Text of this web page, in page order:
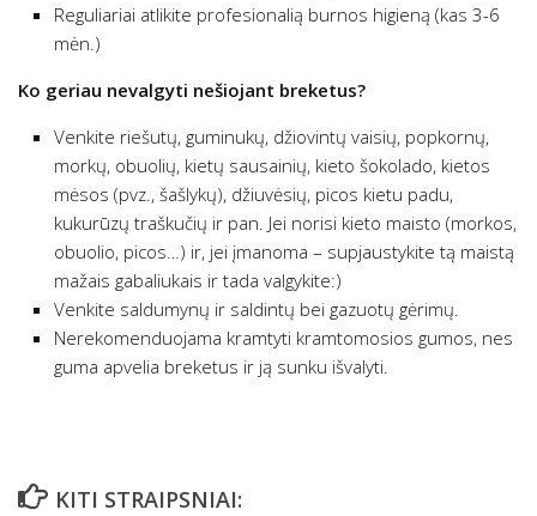
Reguliariai atlikite profesionalią burnos higieną (kas 3-6
mėn.)
Ko geriau nevalgyti nešiojant breketus?
Venkite riešutų, guminukų, džiovintų vaisių, popkornų,
morkų, obuolių, kietų sausainių, kieto šokolado, kietos
mėsos (pvz., šašlykų), džiuvėsių, picos kietu padu,
kukurūzų traškučių ir pan. Jei norisi kieto maisto (morkos,
obuolio, picos…) ir, jei įmanoma – supjaustykite tą maistą
mažais gabaliukais ir tada valgykite:)
Venkite saldumynų ir saldintų bei gazuotų gėrimų.
Nerekomenduojama kramtyti kramtomosios gumos, nes
guma apvelia breketus ir ją sunku išvalyti.
KITI STRAIPSNIAI: